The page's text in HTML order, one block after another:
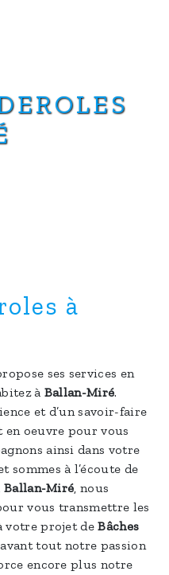
à
ses services en
à Ballan-Miré.
et d’un savoir-faire
oeuvre pour vous
ainsi dans votre
sommes à l’écoute de
Ballan-Miré, nous
vous transmettre les
votre projet deBâches
tout notre passion
encore plus notre